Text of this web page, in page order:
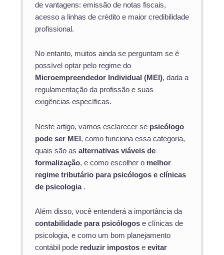
de vantagens: emissão de notas fiscais,
acesso a linhas de crédito e maior credibilidade
profissional.
No entanto, muitos ainda se perguntam se é
possível optar pelo regime do
Microempreendedor Individual (MEI), dada a
regulamentação da profissão e suas
exigências específicas.
Neste artigo, vamos esclarecer se psicólogo
pode ser MEI , como funciona essa categoria,
quais são as alternativas viáveis de
formalização, e como escolher o melhor
regime tributário para psicólogos e clínicas
de psicologia .
Além disso, você entenderá a importância da
contabilidade para psicólogos e clínicas de
psicologia, e como um bom planejamento
contábil pode reduzir impostos e evitar